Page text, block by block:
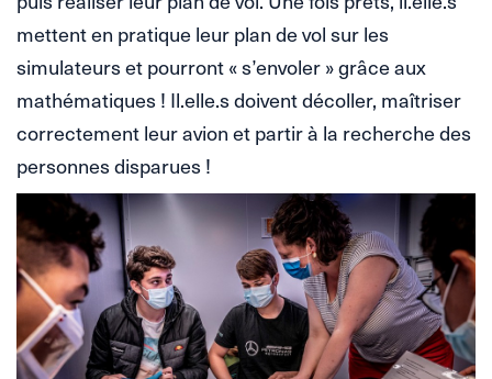
mettent en pratique leur plan de vol sur les
simulateurs et pourront « s’envoler » grâce aux
mathématiques ! Il.elle.s doivent décoller, maîtriser
correctement leur avion et partir à la recherche des
personnes disparues !